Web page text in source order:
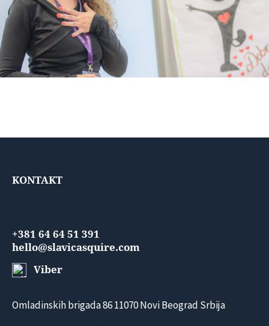
KONTAKT
+381 64 64 51 391
hello@slavicasquire.com
Viber
Omladinskih brigada 86 11070 Novi Beograd Srbija